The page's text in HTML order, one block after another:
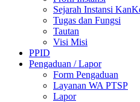
Sejarah Instansi
Tugas dan Fungsi
Tautan
Visi Misi
PPID
Pengaduan / Lapor
Form Pengaduan
Layanan WA PTSP
Lapor